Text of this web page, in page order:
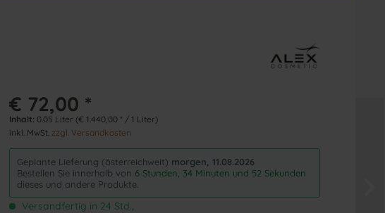
€ 72,00 *
Inhalt: 0.05 Liter (€ 1.440,00 * / 1 Liter)
inkl. MwSt. zzgl. Versandkosten
Geplante Lieferung (österreichweit) morgen, 11.08.2026
Bestellen Sie innerhalb von 6 Stunden, 34 Minuten und 51 Sekunden
dieses und andere Produkte.
Versandfertig in 24 Std.,